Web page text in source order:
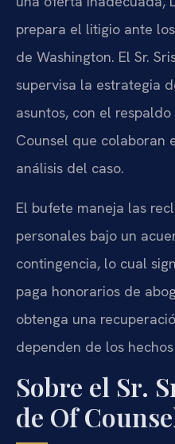
prepara el litigio ante
de Washington. El Sr.
supervisa la estrategia
asuntos, con el
Counsel que colaboran
análisis del caso.
El bufete maneja las
personales bajo un
contingencia, lo cual
paga honorarios de
obtenga una
dependen de los
Sobre el Sr.
de Of